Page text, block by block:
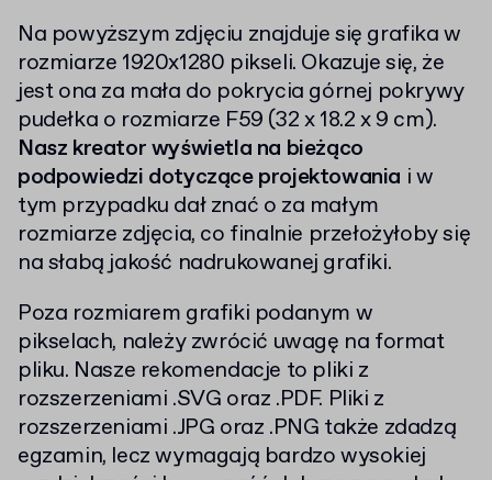
Na powyższym zdjęciu znajduje się grafika w
rozmiarze 1920x1280 pikseli. Okazuje się, że
jest ona za mała do pokrycia górnej pokrywy
pudełka o rozmiarze F59 (32 x 18.2 x 9 cm).
Nasz kreator wyświetla na bieżąco
podpowiedzi dotyczące projektowania i w
tym przypadku dał znać o za małym
rozmiarze zdjęcia, co finalnie przełożyłoby się
na słabą jakość nadrukowanej grafiki.
Poza rozmiarem grafiki podanym w
pikselach, należy zwrócić uwagę na format
pliku. Nasze rekomendacje to pliki z
rozszerzeniami .SVG oraz .PDF. Pliki z
rozszerzeniami .JPG oraz .PNG także zdadzą
egzamin, lecz wymagają bardzo wysokiej